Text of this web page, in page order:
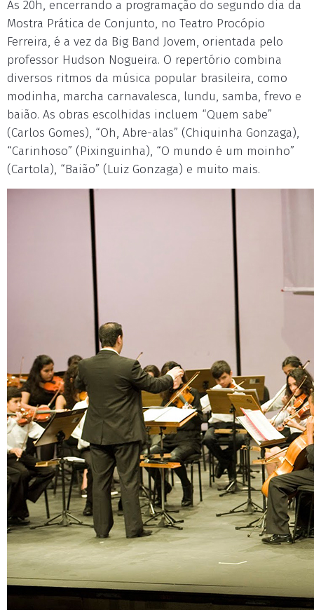
Às 20h, encerrando a programação do segundo dia da
Mostra Prática de Conjunto, no Teatro Procópio
Ferreira, é a vez da Big Band Jovem, orientada pelo
professor Hudson Nogueira. O repertório combina
diversos ritmos da música popular brasileira, como
modinha, marcha carnavalesca, lundu, samba, frevo e
baião. As obras escolhidas incluem “Quem sabe”
(Carlos Gomes), “Oh, Abre-alas” (Chiquinha Gonzaga),
“Carinhoso” (Pixinguinha), “O mundo é um moinho”
(Cartola), “Baião” (Luiz Gonzaga) e muito mais.